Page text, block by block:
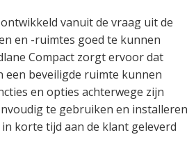
vanuit de vraag uit de
en -ruimtes goed te kunnen
Compact zorgt ervoor dat
beveiligde ruimte kunnen
en opties achterwege zijn
te gebruiken en
korte tijd aan de klant geleverd